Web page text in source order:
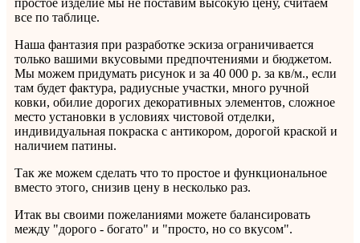
все по таблице.
Наша фантазия при разработке эскиза ограничивается
только вашими вкусовыми предпочтениями и бюджетом.
Мы можем придумать рисунок и за 40 000 р. за кв/м., если
там будет фактура, радиусные участки, много ручной
ковки, обилие дорогих декоративных элементов, сложное
место установки в условиях чистовой отделки,
индивидуальная покраска с антикором, дорогой краской и
наличием патины.
Так же можем сделать что то простое и функциональное
вместо этого, снизив цену в несколько раз.
Итак вы своими пожеланиями можете балансировать
между "дорого - богато" и "просто, но со вкусом".